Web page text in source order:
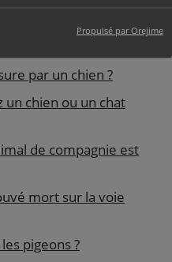
Propulsé par Orejime
sans laisse ?
par un chien ?
un chien ou un chat
de compagnie est
mort sur la voie
pigeons ?